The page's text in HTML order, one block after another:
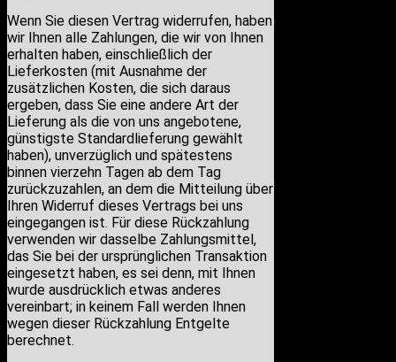
Wenn Sie diesen Vertrag widerrufen, haben
wir Ihnen alle Zahlungen, die wir von Ihnen
erhalten haben, einschließlich der
Lieferkosten (mit Ausnahme der
zusätzlichen Kosten, die sich daraus
ergeben, dass Sie eine andere Art der
Lieferung als die von uns angebotene,
günstigste Standardlieferung gewählt
haben), unverzüglich und spätestens
binnen vierzehn Tagen ab dem Tag
zurückzuzahlen, an dem die Mitteilung über
Ihren Widerruf dieses Vertrags bei uns
eingegangen ist. Für diese Rückzahlung
verwenden wir dasselbe Zahlungsmittel,
das Sie bei der ursprünglichen Transaktion
eingesetzt haben, es sei denn, mit Ihnen
wurde ausdrücklich etwas anderes
vereinbart; in keinem Fall werden Ihnen
wegen dieser Rückzahlung Entgelte
berechnet.